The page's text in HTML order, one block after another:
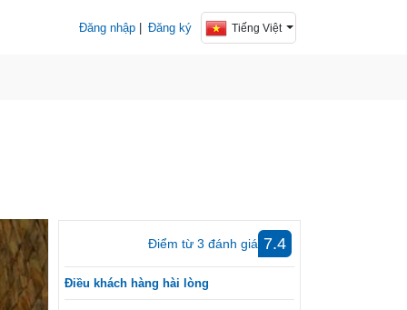
Đăng nhập | Đăng ký Tiếng Việt
7.4
Điểm từ 3 đánh giá
Điều khách hàng hài lòng